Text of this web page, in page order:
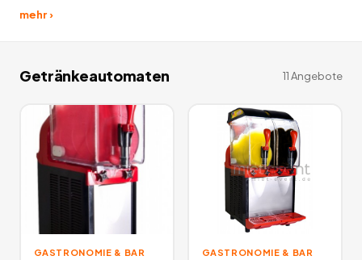
Bar-Tresen bis hin zu Pfannen und Töpfen können Sie alles
mehr ›
Getränkeautomaten 11Angebote
GASTRONOMIE & BAR GASTRONOMIE & BAR